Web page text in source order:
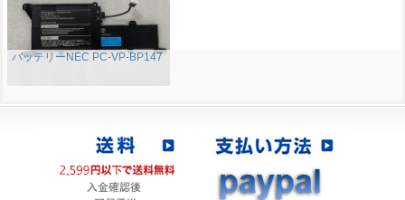
バッテリーNEC PC-VP-BP147